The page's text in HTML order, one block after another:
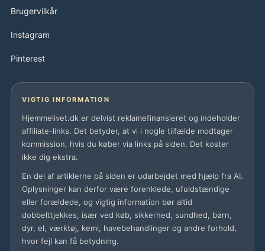
Brugervilkår
Instagram
Pinterest
VIGTIG INFORMATION
Hjemmelivet.dk er delvist reklamefinansieret og indeholder
affiliate-links. Det betyder, at vi i nogle tilfælde modtager
kommission, hvis du køber via links på siden. Det koster
ikke dig ekstra.
En del af artiklerne på siden er udarbejdet med hjælp fra AI.
Oplysninger kan derfor være forenklede, ufuldstændige
eller forældede, og vigtig information bør altid
dobbelttjekkes, især ved køb, sikkerhed, sundhed, børn,
dyr, el, værktøj, kemi, havebehandlinger og andre forhold,
hvor fejl kan få betydning.